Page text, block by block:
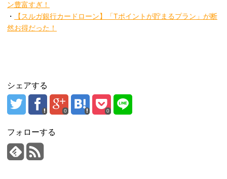
ン豊富すぎ！
・
【スルガ銀行カードローン】「Tポイントが貯まるプラン」が断
然お得だった！
シェアする
0 0
フォローする